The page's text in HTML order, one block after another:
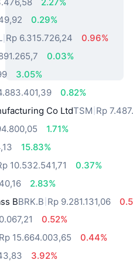
0.29%
Rp 6.315.726,24
0.96%
0.03%
3.05%
0.82%
Co LtdTSM Rp
1.71%
15.83%
10.532.541,71
0.37%
2.83%
BBRK.B Rp 9.281.131,06
0.52%
Rp 15.664.003,65
0.44%
3.92%